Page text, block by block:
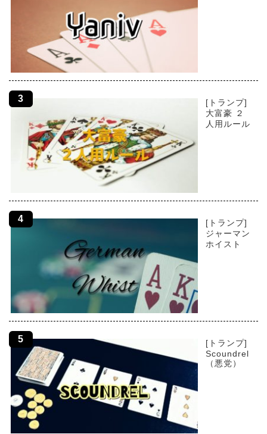
[トランプ]
大富豪 ２
人用ルール
[トランプ]
ジャーマン
ホイスト
[トランプ]
Scoundrel
（悪党）